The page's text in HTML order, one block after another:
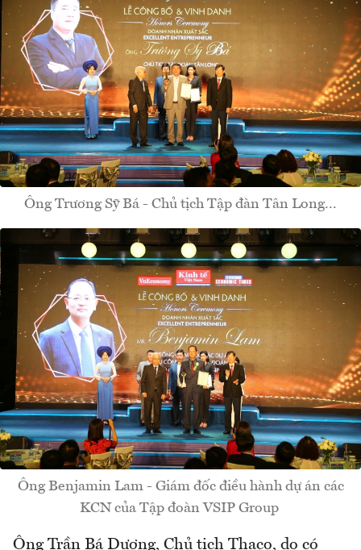
Ông Trương Sỹ Bá - Chủ tịch Tập đàn Tân Long...
Ông Benjamin Lam - Giám đốc điều hành dự án các
KCN của Tập đoàn VSIP Group
Ông Trần Bá Dương, Chủ tịch Thaco, do có